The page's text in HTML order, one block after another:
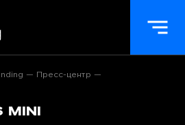
Пресс-центр
Mini